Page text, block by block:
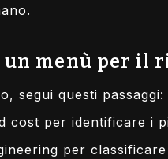
un menù per il
segui questi passaggi:
cost per identificare i
per